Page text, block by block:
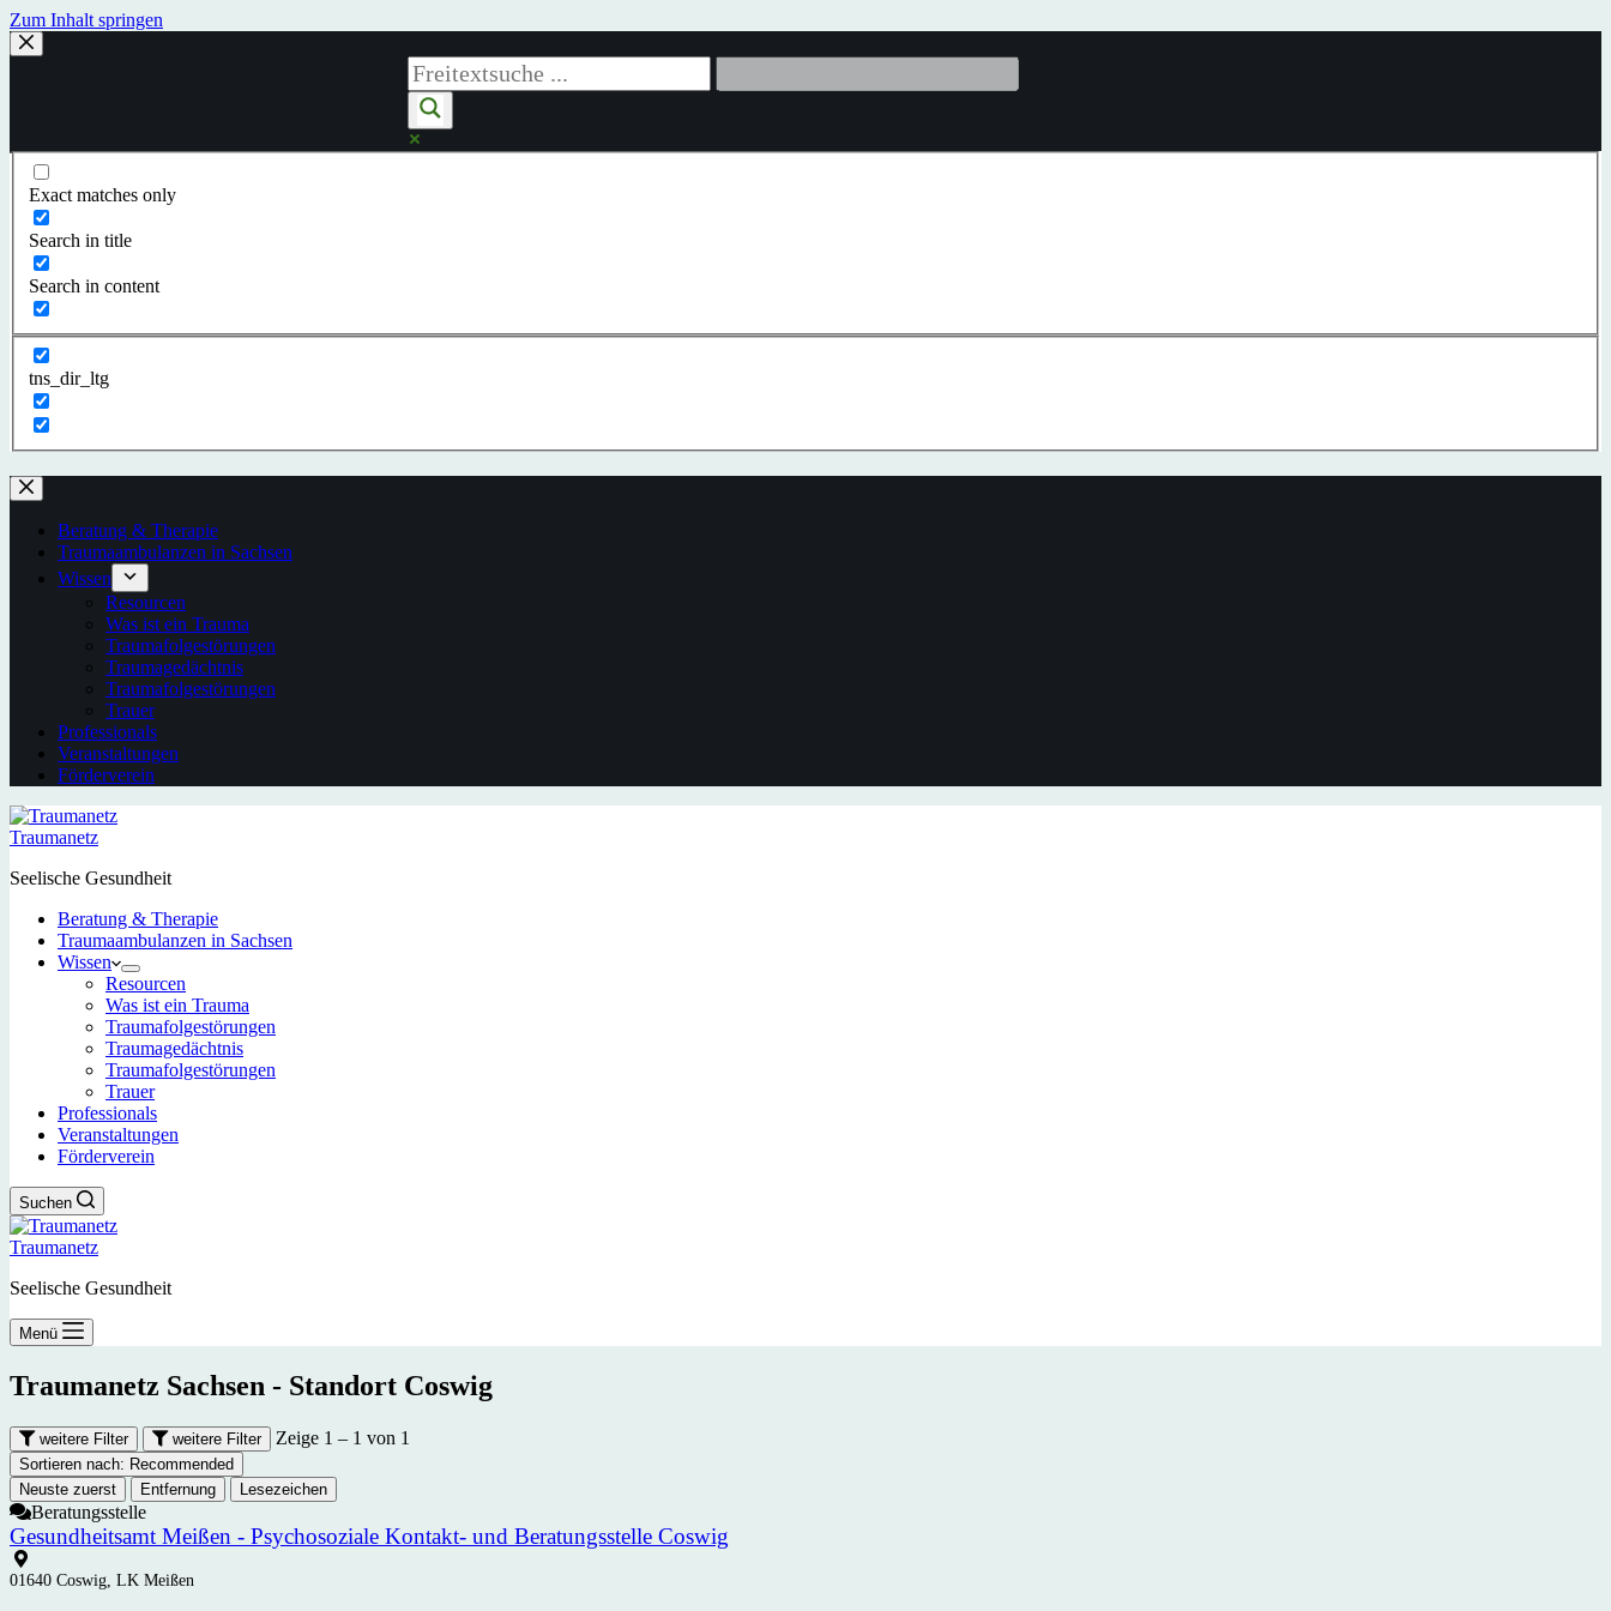
Zum Inhalt springen
Exact matches only
Search in title
Search in content
tns_dir_ltg
Beratung & Therapie
Traumaambulanzen in Sachsen
Wissen
Resourcen
Was ist ein Trauma
Traumafolgestörungen
Traumagedächtnis
Traumafolgestörungen
Trauer
Professionals
Veranstaltungen
Förderverein
Traumanetz
Seelische Gesundheit
Beratung & Therapie
Traumaambulanzen in Sachsen
Wissen
Resourcen
Was ist ein Trauma
Traumafolgestörungen
Traumagedächtnis
Traumafolgestörungen
Trauer
Professionals
Veranstaltungen
Förderverein
Suchen
Traumanetz
Seelische Gesundheit
Menü
Traumanetz Sachsen - Standort Coswig
weitere Filter weitere Filter Zeige 1 – 1 von 1
Sortieren nach: Recommended
Neuste zuerst
Entfernung Lesezeichen
Beratungsstelle
Gesundheitsamt Meißen - Psychosoziale Kontakt- und Beratungsstelle Coswig
01640 Coswig, LK Meißen